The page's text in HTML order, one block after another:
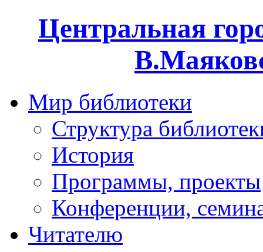
Центральная
Мир библиотеки
Структура
История
Программы, проекты
Конференции,
Читателю